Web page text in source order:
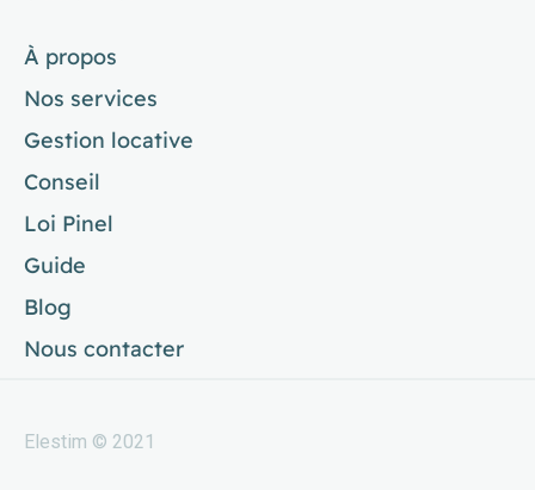
À propos
Nos services
Gestion locative
Conseil
Loi Pinel
Guide
Blog
Nous contacter
Elestim © 2021